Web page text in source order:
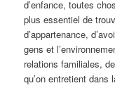
d’enfance, toutes
plus essentiel de
d’appartenance,
gens et
relations familiales,
qu’on entretient dans